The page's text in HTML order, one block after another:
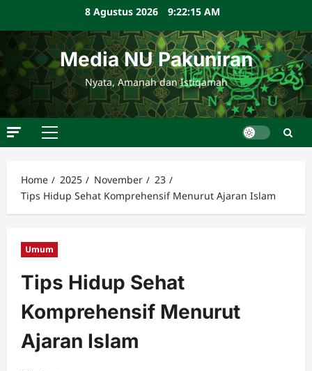
content
8 Agustus 2026 9:22:16 AM
Media NU Pakuniran
Nyata, Amanah dan Istiqamah
Primary
Home
2025 November
23
Tips Hidup Sehat Komprehensif Menurut Ajaran Islam
Umum
Tips Hidup Sehat
Komprehensif Menurut
Ajaran Islam